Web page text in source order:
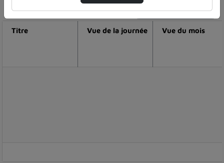
Modifier la période de visualisation
Titre Vue de la journée Vue du mois